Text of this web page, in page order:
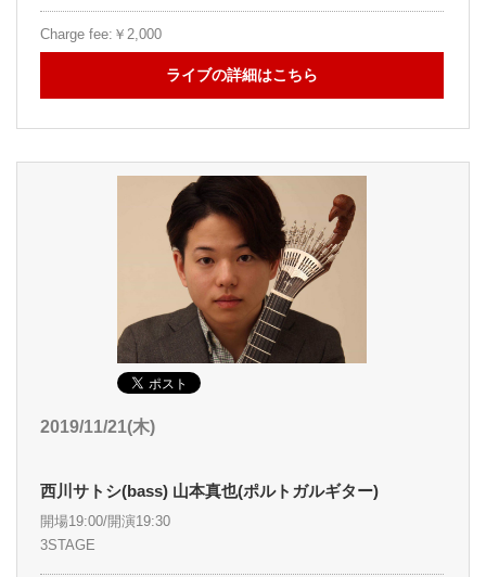
Charge fee:￥2,000
ライブの詳細はこちら
2019/11/21(木)
西川サトシ(bass) 山本真也(ポルトガルギター)
開場19:00/開演19:30
3STAGE